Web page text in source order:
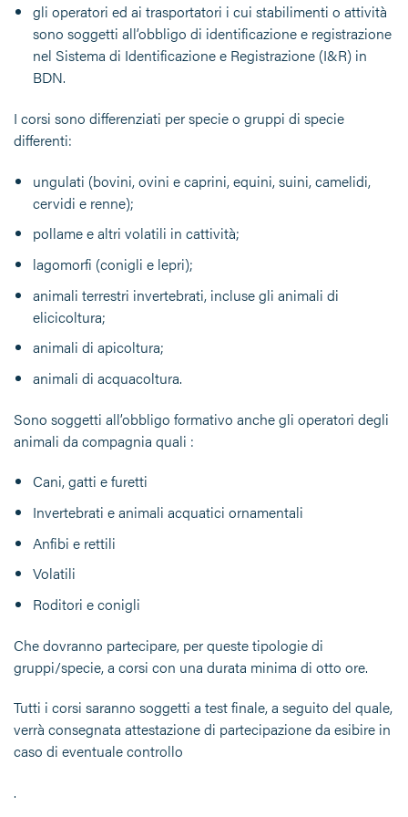
gli operatori ed ai trasportatori i cui stabilimenti o attività
sono soggetti all’obbligo di identificazione e registrazione
nel Sistema di Identificazione e Registrazione (I&R) in
BDN.
I corsi sono differenziati per specie o gruppi di specie
differenti:
ungulati (bovini, ovini e caprini, equini, suini, camelidi,
cervidi e renne);
pollame e altri volatili in cattività;
lagomorfi (conigli e lepri);
animali terrestri invertebrati, incluse gli animali di
elicicoltura;
animali di apicoltura;
animali di acquacoltura.
Sono soggetti all’obbligo formativo anche gli operatori degli
animali da compagnia quali :
Cani, gatti e furetti
Invertebrati e animali acquatici ornamentali
Anfibi e rettili
Volatili
Roditori e conigli
Che dovranno partecipare, per queste tipologie di
gruppi/specie, a corsi con una durata minima di otto ore.
Tutti i corsi saranno soggetti a test finale, a seguito del quale,
verrà consegnata attestazione di partecipazione da esibire in
caso di eventuale controllo
.